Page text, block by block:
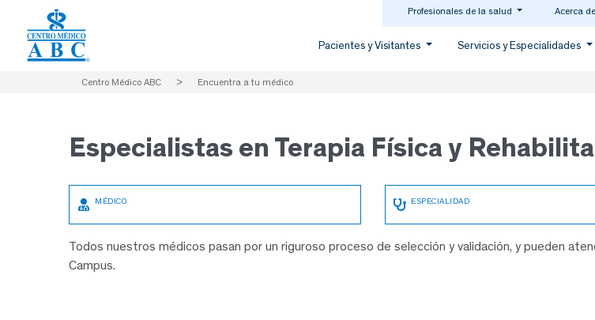
Profesionales de la salud Acerca
Pacientes y Visitantes Servicios y Especialidades
Centro Médico ABC > Encuentra a tu médico
Especialistas en Terapia Física y
Todos nuestros médicos pasan por un riguroso proceso de selección y validación, y pueden
Campus.